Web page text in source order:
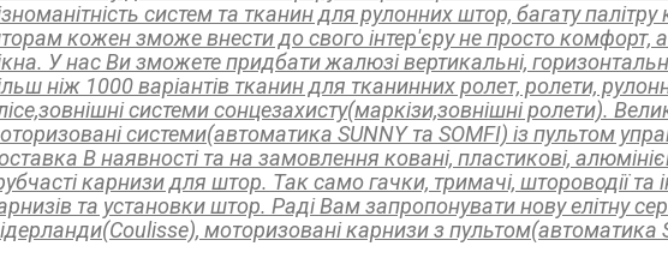
систем та тканин для рулонних штор, багату
кожен зможе внести до свого інтер'єру не просто комфорт,
У нас Ви зможете придбати жалюзі вертикальні,
ніж 1000 варіантів тканин для тканинних ролет, ролети,
системи сонцезахисту(маркізи,зовнішні ролети).
системи(автоматика SUNNY та SOMFI) із пультом
В наявності та на замовлення ковані, пластикові,
карнизи для штор. Так само гачки, тримачі, штороводії та
та установки штор. Раді Вам запропонувати нову елітну
моторизовані карнизи з пультом(автоматика